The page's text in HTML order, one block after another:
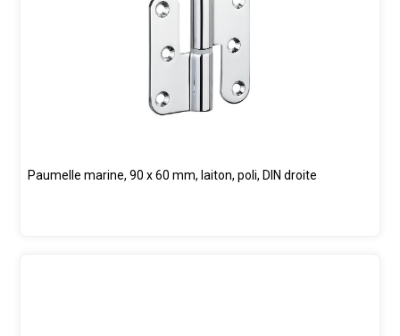
Paumelle marine, 90 x 60 mm, laiton, poli, DIN droite